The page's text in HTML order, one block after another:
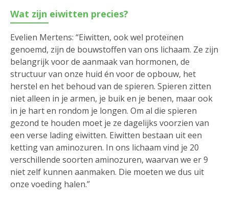
Wat zijn eiwitten precies?
Evelien Mertens: “Eiwitten, ook wel proteïnen
genoemd, zijn de bouwstoffen van ons lichaam. Ze zijn
belangrijk voor de aanmaak van hormonen, de
structuur van onze huid én voor de opbouw, het
herstel en het behoud van de spieren. Spieren zitten
niet alleen in je armen, je buik en je benen, maar ook
in je hart en rondom je longen. Om al die spieren
gezond te houden moet je ze dagelijks voorzien van
een verse lading eiwitten. Eiwitten bestaan uit een
ketting van aminozuren. In ons lichaam vind je 20
verschillende soorten aminozuren, waarvan we er 9
niet zelf kunnen aanmaken. Die moeten we dus uit
onze voeding halen.”